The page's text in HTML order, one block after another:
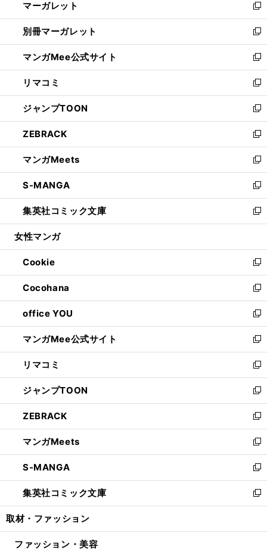
く
で
開
く
ド
ウ
で
開
く
い
ウ
ィ
ン
ド
ウ
で
開
く
マーガレット
新
し
い
ウ
ィ
ン
ド
ウ
で
開
く
別冊マーガレット
新
し
い
ウ
ィ
ン
ド
ウ
で
開
く
マンガMee公式サイト
新
し
い
ウ
ィ
ン
ド
ウ
で
開
く
リマコミ
新
し
い
ウ
ィ
ン
ド
ウ
で
開
く
ジャンプTOON
新
し
い
ウ
ィ
ン
ド
ウ
で
開
ZEBRACK
新
し
い
ウ
ィ
ン
ド
ウ
開
く
マンガMeets
新
し
い
ウ
ィ
ン
ウ
で
開
く
S-MANGA
新
し
い
ウ
ン
ド
ウ
で
開
く
集英社コミック文庫
新
し
ウ
ィ
ン
ド
ウ
で
開
く
女性マンガ
Cookie
新
し
い
ウ
ィ
ン
ド
ウ
で
開
く
Cocohana
新
し
い
ウ
ィ
ン
ド
ウ
で
開
く
office YOU
新
し
い
ウ
ィ
ン
ド
ウ
で
開
く
マンガMee公式サイト
新
し
い
ウ
ィ
ン
ド
ウ
で
開
く
リマコミ
新
し
い
ウ
ィ
ン
ド
ウ
で
開
く
ジャンプTOON
新
し
い
ウ
ィ
ン
ド
ウ
で
開
ZEBRACK
新
し
い
ウ
ィ
ン
ド
ウ
開
マンガMeets
新
し
い
ウ
ィ
ン
ウ
S-MANGA
新
し
い
ウ
ン
集英社コミック文庫
新
し
ウ
取材・ファッション
ファッション・美容